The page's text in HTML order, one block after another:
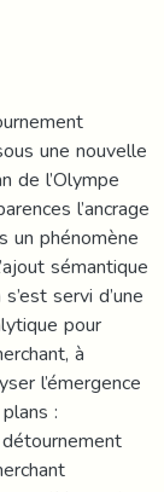
une nouvelle
de l’Olympe
l’ancrage
un phénomène
sémantique
servi d’une
pour
à
l’émergence
: